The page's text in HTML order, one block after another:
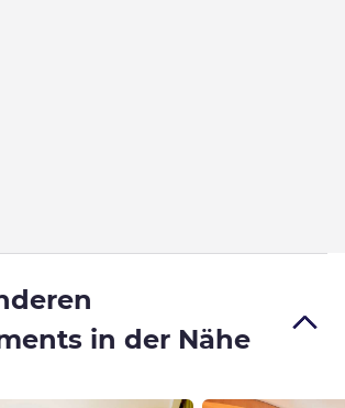
in der Nähe